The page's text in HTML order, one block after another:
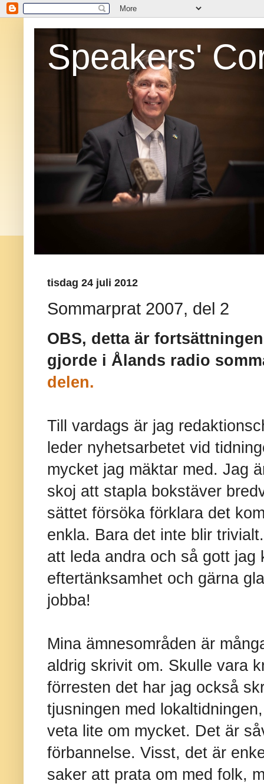
Speakers'
tisdag 24 juli 2012
Sommarprat 2007, del 2
OBS, detta är
gjorde i Ålands radio
delen.
Till vardags är jag
leder nyhetsarbetet vid
mycket jag mäktar med. Jag
skoj att stapla bokstäver
sättet försöka förklara det
enkla. Bara det inte blir
att leda andra och så gott jag
eftertänksamhet och gärna
jobba!
Mina ämnesområden är
aldrig skrivit om. Skulle vara
förresten det har jag också
tjusningen med
veta lite om mycket. Det är
förbannelse. Visst, det är
saker att prata om med folk,